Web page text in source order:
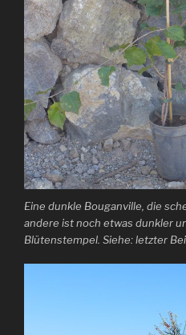
Eine dunkle Bouganville, die
andere ist noch etwas dunkler
Blütenstempel. Siehe: letzter